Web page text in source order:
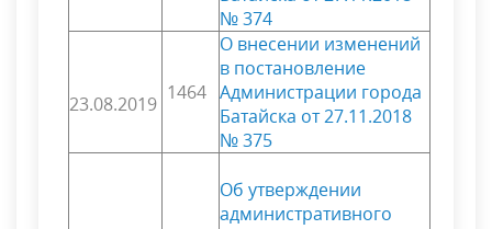
№ 374
23.08.2019 1464
О внесении изменений
в постановление
Администрации города
Батайска от 27.11.2018
№ 375
Об утверждении
административного